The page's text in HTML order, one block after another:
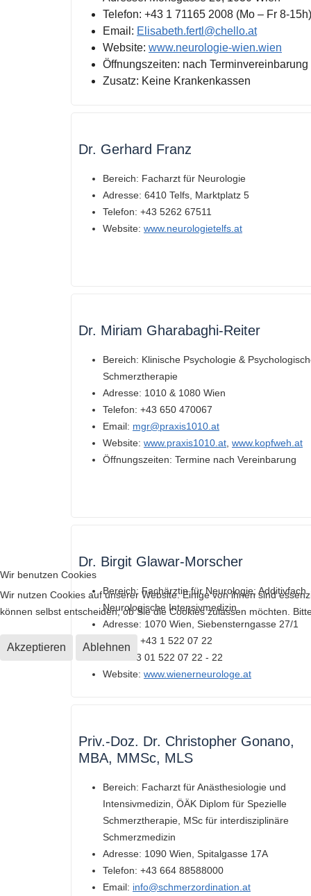
Telefon: +43 1 71165 2008 (Mo – Fr 8-15h)
Email: Elisabeth.fertl@chello.at
Website: www.neurologie-wien.wien
Öffnungszeiten: nach Terminvereinbarung
Zusatz: Keine Krankenkassen
Dr. Gerhard Franz
Bereich: Facharzt für Neurologie
Adresse: 6410 Telfs, Marktplatz 5
Telefon: +43 5262 67511
Website: www.neurologietelfs.at
Dr. Miriam Gharabaghi-Reiter
Bereich: Klinische Psychologie &
Schmerztherapie
Adresse: 1010 & 1080 Wien
Telefon: +43 650 470067
Email: mgr@praxis1010.at
Website: www.praxis1010.at, www.kopfweh.at
Öffnungszeiten: Termine nach Vereinbarung
Dr. Birgit Glawar-Morscher
Bereich: Fachärztin für Neurologie; Additivfach
Neurologische Intensivmedizin
Adresse: 1070 Wien, Siebensterngasse 27/1
Telefon:
+43 1 522 07 22
+43 01 522 07 22 - 22
Website: www.wienerneurologe.at
Priv.-Doz. Dr. Christopher Gonano,
MBA, MMSc, MLS
Bereich: Facharzt für Anästhesiologie und
Intensivmedizin, ÖÄK Diplom für Spezielle
Schmerztherapie, MSc für interdisziplinäre
Schmerzmedizin
Adresse: 1090 Wien, Spitalgasse 17A
Telefon: +43 664 88588000
Email: info@schmerzordination.at
Wir benutzen Cookies
Wir nutzen Cookies auf unserer Website. Einige von ihnen sind
können selbst entscheiden, ob Sie die Cookies zulassen möchten.
Akzeptieren Ablehnen